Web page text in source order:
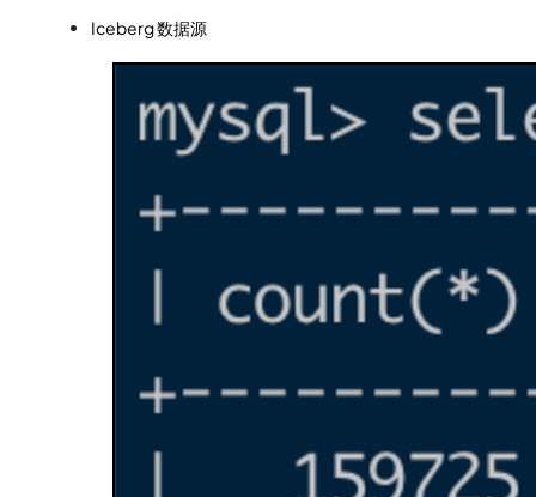
Iceberg 数据源